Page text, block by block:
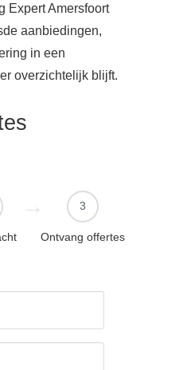
Expert Amersfoort
aanbiedingen,
in een
overzichtelijk blijft.
3
Ontvang offertes